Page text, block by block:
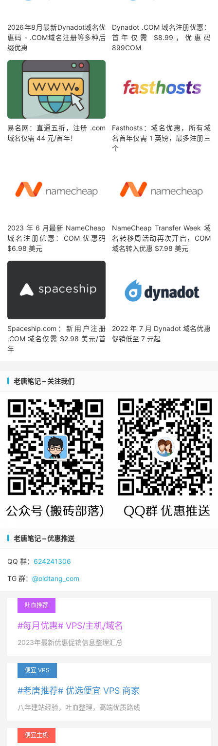
2026年8月最新Dynadot域名优
惠码 - .COM域名注册等多种后
缀优惠
Dynadot .COM 域名注册优惠：
首年仅需 $8.99，优惠码
899COM
易名网：直逼五折，注册 .com
域名仅需 44 元/首年！
Fasthosts：域名优惠，所有域
名首年仅需 1 英镑，最多注册三
个
2023 年 6 月最新 NameCheap
域名注册优惠：COM 优惠码
$6.98 美元
NameCheap Transfer Week 域
名转移周活动再次开启，COM
域名转入优惠 $7.98 美元
Spaceship.com：新用户注册
.COM 域名仅需 $2.98 美元/首
年
2022 年 7 月 Dynadot 域名优惠
促销低至 7 元起
老唐笔记 – 关注我们
老唐笔记 – 优惠推送
QQ 群： 624241306
TG 群： @oldtang_com
吐血推荐
#每月优惠# VPS/主机/域名
2023年最新优惠促销信息整理汇总
便宜 VPS
#老唐推荐# 优选便宜 VPS 商家
八年建站经验，吐血整理，高端优质路线
便宜主机